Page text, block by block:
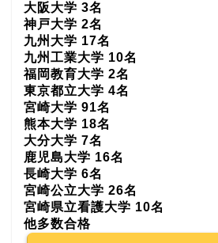
大阪大学 3名
神戸大学 2名
九州大学 17名
九州工業大学 10名
福岡教育大学 2名
東京都立大学 4名
宮崎大学 91名
熊本大学 18名
大分大学 7名
鹿児島大学 16名
長崎大学 6名
宮崎公立大学 26名
宮崎県立看護大学 10名
他多数合格